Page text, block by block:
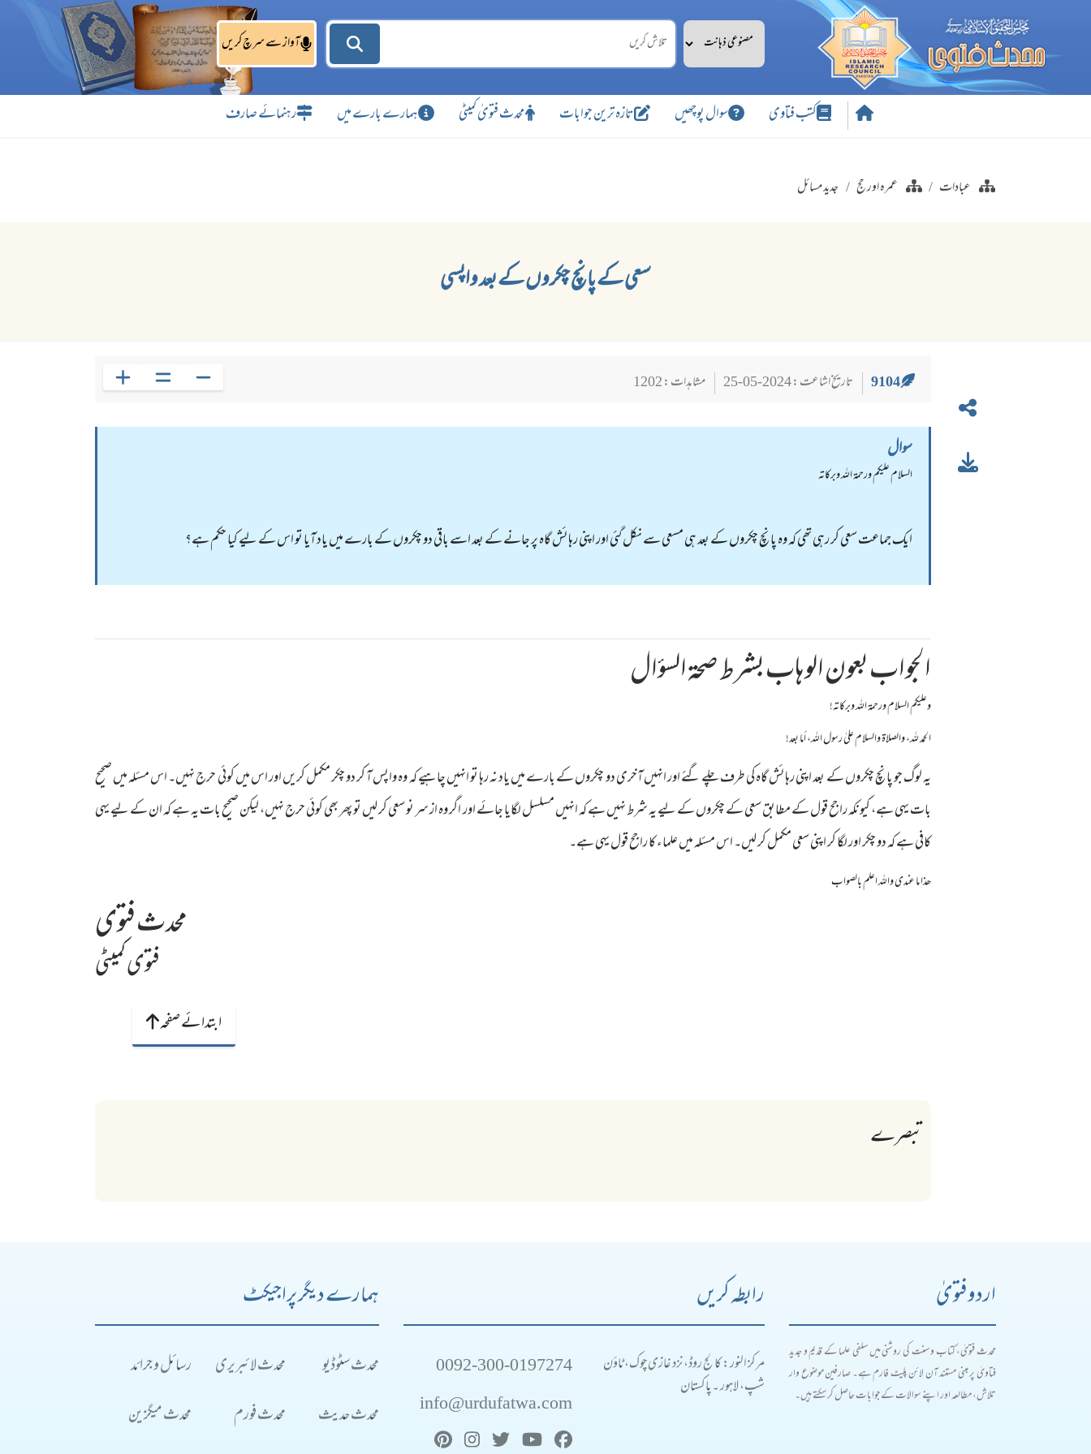
آواز سے سرچ کریں
کتب فتاوی سوال پوچھیں تازہ ترین جوابات محدث فتویٰ کمیٹی ہمارے بارے میں رہنمائے صارف
عبادات عمرہ اور حج جدید مسائل
سعی کے پانچ چکروں کے بعد واپسی
9104 تاریخ اشاعت : 2024-05-25 مشاہدات : 1202
سوال
السلام عليكم ورحمة الله وبركاته
ایک جماعت سعی کر رہی تھی کہ وہ پانچ چکروں کے بعد ہی مسعی سے نکل گئی اور اپنی رہائش گاہ پر جانے کے بعد اسے باقی دو چکروں کے بارے میں یاد آیا تو اس کے لیے کیا حکم ہے؟
الجواب بعون الوهاب بشرط صحة السؤال
وعلیکم السلام ورحمة اللہ وبرکاته!
الحمد لله، والصلاة والسلام علىٰ رسول الله، أما بعد!
یہ لوگ جو پانچ چکروں کے بعد اپنی رہائش گاہ کی طرف چلے گئے اور انہیں آخری دو چکروں کے بارے میں یاد نہ رہا تو انہیں چاہیے کہ وہ واپس آ کر دو چکر مکمل کریں اور اس میں کوئی حرج نہیں۔ اس مسئلہ میں صحیح
بات یہی ہے، کیونکہ راجح قول کے مطابق سعی کے چکروں کے لیے یہ شرط نہیں ہے کہ انہیں مسلسل لگایا جائے اور اگر وہ از سر نو سعی کر لیں تو پھر بھی کوئی حرج نہیں، لیکن صحیح بات یہ ہے کہ ان کے لیے یہی
کافی ہے کہ دو چکر اور لگا کر اپنی سعی مکمل کر لیں۔ اس مسئلہ میں علماء کا راجح قول یہی ہے۔
ھذا ما عندی واللہ اعلم بالصواب
محدث فتوی
فتوی کمیٹی
ابتدائے صفحہ
تبصرے
اردو فتویٰ
محدث فتویٰ، کتاب و سنت کی روشنی میں سلفی علما کے قدیم و جدید
فتاویٰ پر مبنی مستند آن لائن پلیٹ فارم ہے۔ صارفین موضوع وار
تلاش، مطالعہ اور اپنے سوالات کے جوابات حاصل کر سکتے ہیں۔
رابطہ کریں
مرکز النور: کالج روڈ، نزد غازی چوک، ٹاؤن
شپ، لاہور ۔ پاکستان
0092-300-0197274
info@urdufatwa.com
ہمارے دیگر پراجیکٹ
محدث سٹوڈیو محدث لائبریری
رسائل و جرائد
محدث حدیث
محدث فورم
محدث میگزین